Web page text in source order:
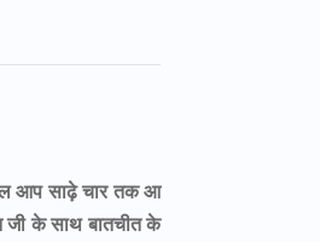
आप साढ़े चार तक आ
जी के साथ बातचीत के